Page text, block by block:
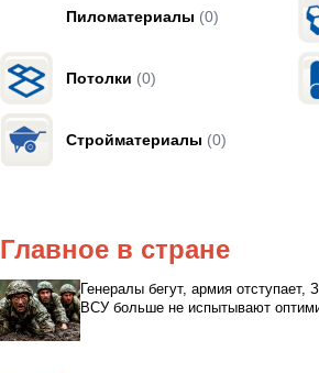
Пиломатериалы (0)
Потолки (0)
Стройматериалы (0)
Главное в стране
Генералы бегут, армия отступает,
ВСУ больше не испытывают